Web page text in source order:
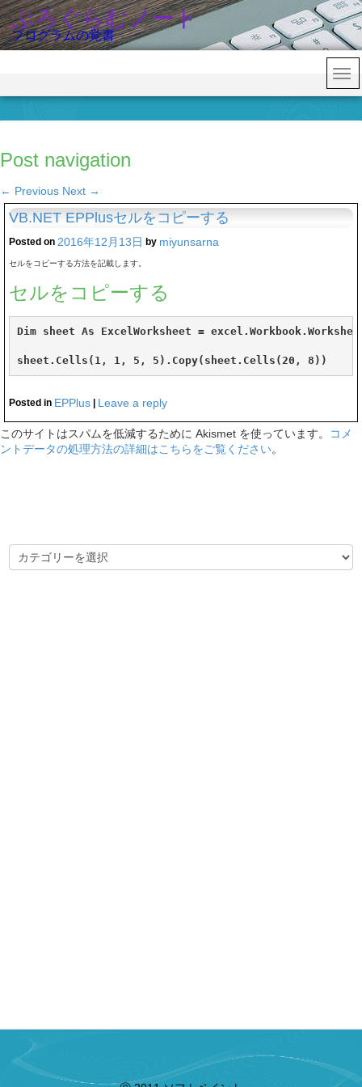
ぷろぐらむノート
プログラムの覚書
Post navigation
← Previous Next →
VB.NET EPPlusセルをコピーする
Posted on 2016年12月13日 by miyunsarna
セルをコピーする方法を記載します。
セルをコピーする
Dim sheet As ExcelWorksheet =
sheet.Cells(1, 1, 5, 5).Copy(sheet.Cells(20, 8))
Posted in EPPlus | Leave a reply
このサイトはスパムを低減するために Akismet を使っています。
コメ
ントデータの処理方法の詳細はこちらをご覧ください。
カテゴリー